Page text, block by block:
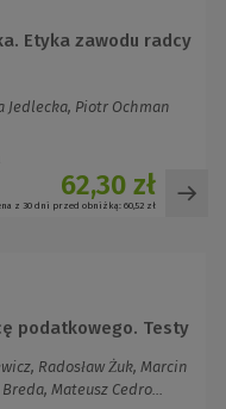
Etyka zawodu radcy
Piotr Ochman
62,30 zł
z 30 dni przed obniżką: 60,52 zł
podatkowego. Testy
Radosław Żuk, Marcin
Mateusz Cedro...